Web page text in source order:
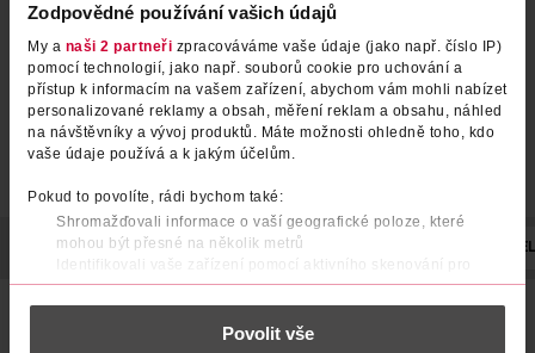
Zodpovědné používání vašich údajů
My a naši 2 partneři zpracováváme vaše údaje (jako např. číslo IP)
pomocí technologií, jako např. souborů cookie pro uchování a
přístup k informacím na vašem zařízení, abychom vám mohli nabízet
personalizované reklamy a obsah, měření reklam a obsahu, náhled
na návštěvníky a vývoj produktů. Máte možnosti ohledně toho, kdo
vaše údaje používá a k jakým účelům.
Pokud to povolíte, rádi bychom také:
Shromažďovali informace o vaší geografické poloze, které
mohou být přesné na několik metrů
Identifikovali vaše zařízení pomocí aktivního skenování pro
konkrétní charakteristiky (otisk prstu)
Zjistěte více o tom, jak zpracováváme vaše osobní údaje, a nastavte
části s podrobnostmi . Svůj souhlas můžete kdykoliv
Povolit vše
DO KOŠÍKU
Obj. č.: 800921
DO KOŠÍKU
Obj. č.: 827355
POPIS UPOZORNĚNÍ POČET NÁZEV VÝROBCE/
Citlivé dásně si zaslouží jemnou, ale účinnou péči. Zubní
kartáček meridol byl navržen tak, aby důkladně čistil zuby i